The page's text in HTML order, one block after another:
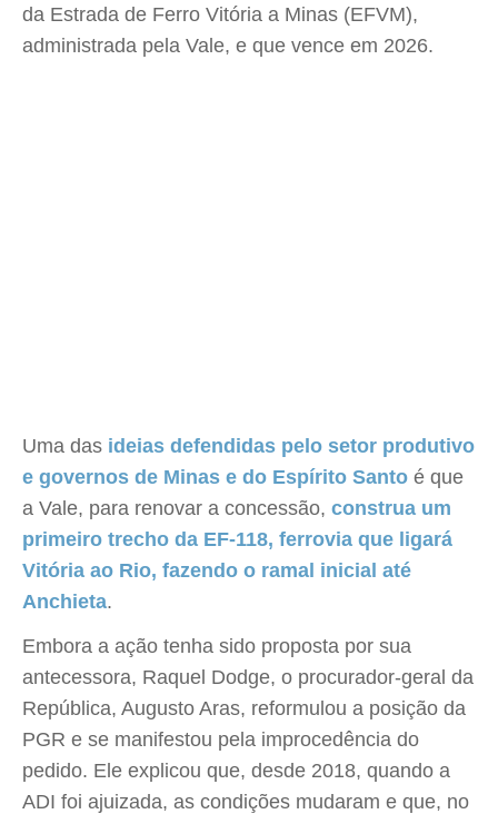
da Estrada de Ferro Vitória a Minas (EFVM),
administrada pela Vale, e que vence em 2026.
Uma das ideias defendidas pelo setor produtivo
e governos de Minas e do Espírito Santo é que
a Vale, para renovar a concessão, construa um
primeiro trecho da EF-118, ferrovia que ligará
Vitória ao Rio, fazendo o ramal inicial até
Anchieta.
Embora a ação tenha sido proposta por sua
antecessora, Raquel Dodge, o procurador-geral da
República, Augusto Aras, reformulou a posição da
PGR e se manifestou pela improcedência do
pedido. Ele explicou que, desde 2018, quando a
ADI foi ajuizada, as condições mudaram e que, no